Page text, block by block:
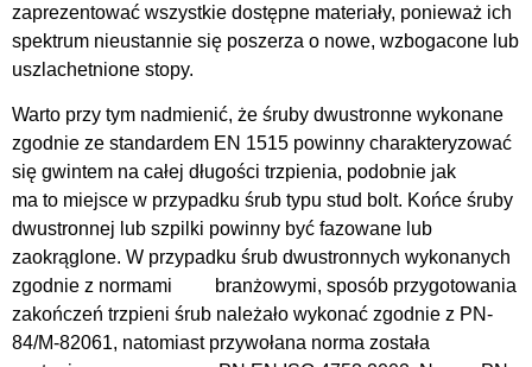
zaprezentować wszystkie dostępne materiały, ponieważ ich
spektrum nieustannie się poszerza o nowe, wzbogacone lub
uszlachetnione stopy.
Warto przy tym nadmienić, że śruby dwustronne wykonane
zgodnie ze standardem EN 1515 powinny charakteryzować
się gwintem na całej długości trzpienia, podobnie jak
ma to miejsce w przypadku śrub typu stud bolt. Końce śruby
dwustronnej lub szpilki powinny być fazowane lub
zaokrąglone. W przypadku śrub dwustronnych wykonanych
zgodnie z normami branżowymi, sposób przygotowania
zakończeń trzpieni śrub należało wykonać zgodnie z PN-
84/M-82061, natomiast przywołana norma została